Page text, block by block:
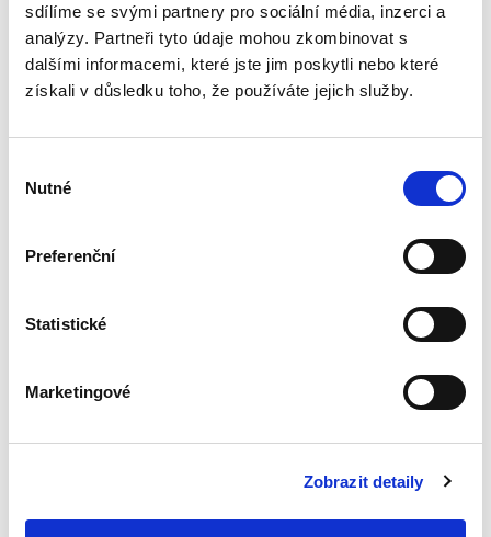
sdílíme se svými partnery pro sociální média, inzerci a
analýzy. Partneři tyto údaje mohou zkombinovat s
dalšími informacemi, které jste jim poskytli nebo které
získali v důsledku toho, že používáte jejich služby.
souhlasu
Nutné
Preferenční
Statistické
Marketingové
Zobrazit detaily
Základy
mezinárodního
vydání
690,00 Kč
mezinárodního práva veřejného, jak je